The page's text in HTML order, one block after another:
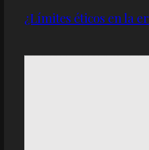
¿Límites éticos en la